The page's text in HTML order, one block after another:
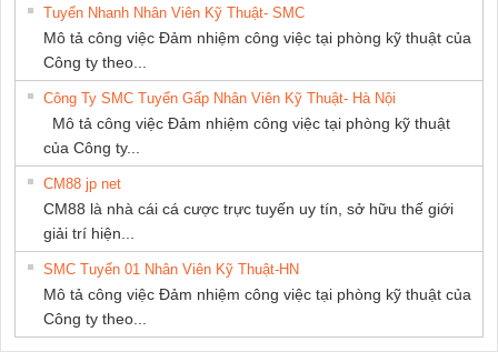
Tuyển Nhanh Nhân Viên Kỹ Thuật- SMC
Mô tả công việc Đảm nhiệm công việc tại phòng kỹ thuật của
Công ty theo...
Công Ty SMC Tuyển Gấp Nhân Viên Kỹ Thuật- Hà Nội
Mô tả công việc Đảm nhiệm công việc tại phòng kỹ thuật
của Công ty...
CM88 jp net
CM88 là nhà cái cá cược trực tuyến uy tín, sở hữu thế giới
giải trí hiện...
SMC Tuyển 01 Nhân Viên Kỹ Thuật-HN
Mô tả công việc Đảm nhiệm công việc tại phòng kỹ thuật của
Công ty theo...